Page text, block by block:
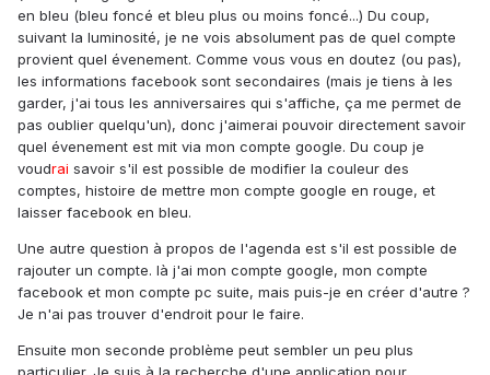
en bleu (bleu foncé et bleu plus ou moins foncé...) Du coup,
suivant la luminosité, je ne vois absolument pas de quel compte
provient quel évenement. Comme vous vous en doutez (ou pas),
les informations facebook sont secondaires (mais je tiens à les
garder, j'ai tous les anniversaires qui s'affiche, ça me permet de
pas oublier quelqu'un), donc j'aimerai pouvoir directement savoir
quel évenement est mit via mon compte google. Du coup je
voudrai savoir s'il est possible de modifier la couleur des
comptes, histoire de mettre mon compte google en rouge, et
laisser facebook en bleu.
Une autre question à propos de l'agenda est s'il est possible de
rajouter un compte. là j'ai mon compte google, mon compte
facebook et mon compte pc suite, mais puis-je en créer d'autre ?
Je n'ai pas trouver d'endroit pour le faire.
Ensuite mon seconde problème peut sembler un peu plus